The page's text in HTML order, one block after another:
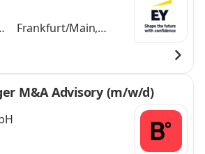
Frankfurt/Main,
Leipzig, Essen,
Nürnberg, Freiburg,
M&A Advisory (m/w/d)